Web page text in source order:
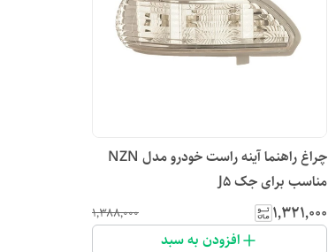
چراغ راهنما آینه راست خودرو مدل NZN
مناسب برای جک J5
۱٬۳۲۱٬۰۰۰ ۱٬۳۸۸٬۰۰۰
افزودن به سبد